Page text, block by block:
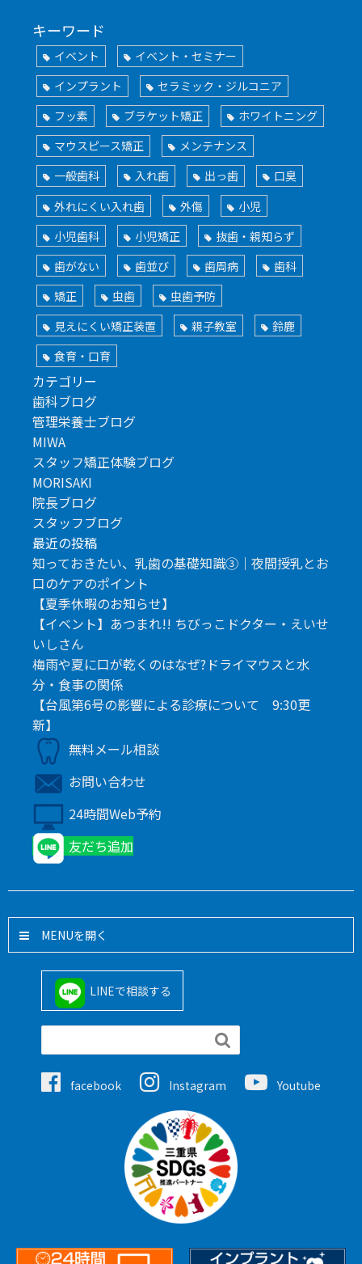
キーワード
イベント
イベント・セミナー
インプラント
セラミック・ジルコニア
フッ素
ブラケット矯正
ホワイトニング
マウスピース矯正
メンテナンス
一般歯科
入れ歯 出っ歯
口臭
外れにくい入れ歯
外傷
小児
小児歯科
小児矯正
抜歯・親知らず
歯がない
歯並び 歯周病
歯科
矯正
虫歯
虫歯予防
見えにくい矯正装置
親子教室
鈴鹿
食育・口育
カテゴリー
歯科ブログ
管理栄養士ブログ
MIWA
スタッフ矯正体験ブログ
MORISAKI
院長ブログ
スタッフブログ
最近の投稿
知っておきたい、乳歯の基礎知識③｜夜間授乳とお
口のケアのポイント
【夏季休暇のお知らせ】
【イベント】あつまれ!! ちびっこドクター・えいせ
いしさん
梅雨や夏に口が乾くのはなぜ?ドライマウスと水
分・食事の関係
【台風第6号の影響による診療について 9:30更
新】
無料メール相談
お問い合わせ
24時間Web予約
友だち追加
MENU
LINEで相談する

facebook Instagram Youtube